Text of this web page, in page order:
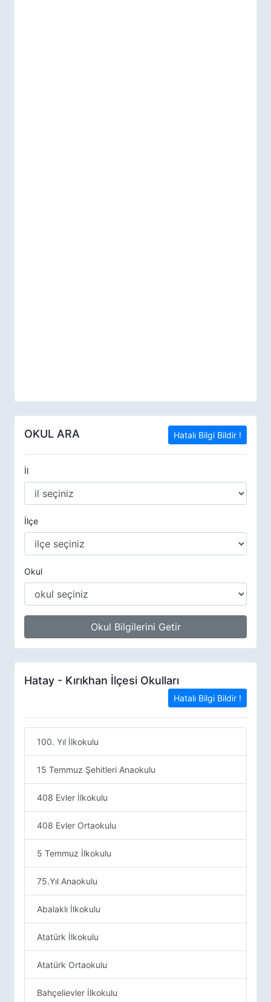
OKUL ARA Hatalı Bilgi Bildir !
İl
İlçe
Okul
Okul Bilgilerini Getir
Hatay - Kırıkhan İlçesi Okulları
Hatalı Bilgi Bildir !
100. Yıl İlkokulu
15 Temmuz Şehitleri Anaokulu
408 Evler İlkokulu
408 Evler Ortaokulu
5 Temmuz İlkokulu
75.Yıl Anaokulu
Abalaklı İlkokulu
Atatürk İlkokulu
Atatürk Ortaokulu
Bahçelievler İlkokulu